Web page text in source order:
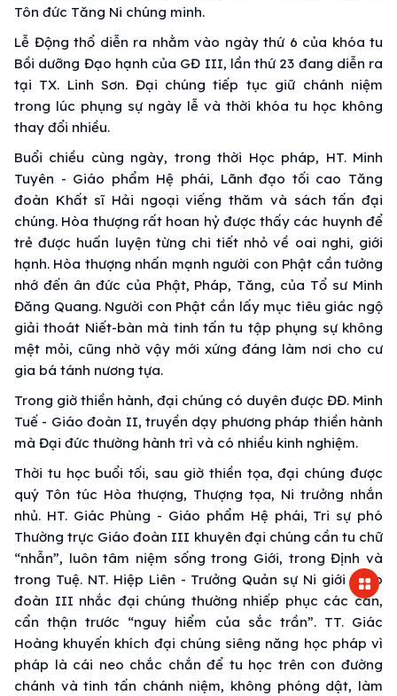
Tôn đức Tăng Ni chúng minh.
Lễ Động thổ diễn ra nhằm vào ngày thứ 6 của khóa tu
Bồi dưỡng Đạo hạnh của GĐ III, lần thứ 23 đang diễn ra
tại TX. Linh Sơn. Đại chúng tiếp tục giữ chánh niệm
trong lúc phụng sự ngày lễ và thời khóa tu học không
thay đổi nhiều.
Buổi chiều cùng ngày, trong thời Học pháp, HT. Minh
Tuyên - Giáo phẩm Hệ phái, Lãnh đạo tối cao Tăng
đoàn Khất sĩ Hải ngoại viếng thăm và sách tấn đại
chúng. Hòa thượng rất hoan hỷ được thấy các huynh để
trẻ được huấn luyện từng chi tiết nhỏ về oai nghi, giới
hạnh. Hòa thượng nhấn mạnh người con Phật cần tưởng
nhớ đến ân đức của Phật, Pháp, Tăng, của Tổ sư Minh
Đăng Quang. Người con Phật cần lấy mục tiêu giác ngộ
giải thoát Niết-bàn mà tinh tấn tu tập phụng sự không
mệt mỏi, cũng nhờ vậy mới xứng đáng làm nơi cho cư
gia bá tánh nương tựa.
Trong giờ thiền hành, đại chúng có duyên được ĐĐ. Minh
Tuế - Giáo đoàn II, truyền dạy phương pháp thiền hành
mà Đại đức thường hành trì và có nhiều kinh nghiệm.
Thời tu học buổi tối, sau giờ thiền tọa, đại chúng được
quý Tôn túc Hòa thượng, Thượng tọa, Ni trưởng nhắn
nhủ. HT. Giác Phùng - Giáo phẩm Hệ phái, Tri sự phó
Thường trực Giáo đoàn III khuyên đại chúng cần tu chữ
“nhẫn”, luôn tâm niệm sống trong Giới, trong Định và
trong Tuệ. NT. Hiệp Liên - Trưởng Quản sự Ni giới Giáo
đoàn III nhắc đại chúng thường nhiếp phục các căn,
cẩn thận trước “nguy hiểm của sắc trần”. TT. Giác
Hoàng khuyến khích đại chúng siêng năng học pháp vì
pháp là cái neo chắc chắn để tu học trên con đường
chánh và tinh tấn chánh niệm, không phóng dật, làm